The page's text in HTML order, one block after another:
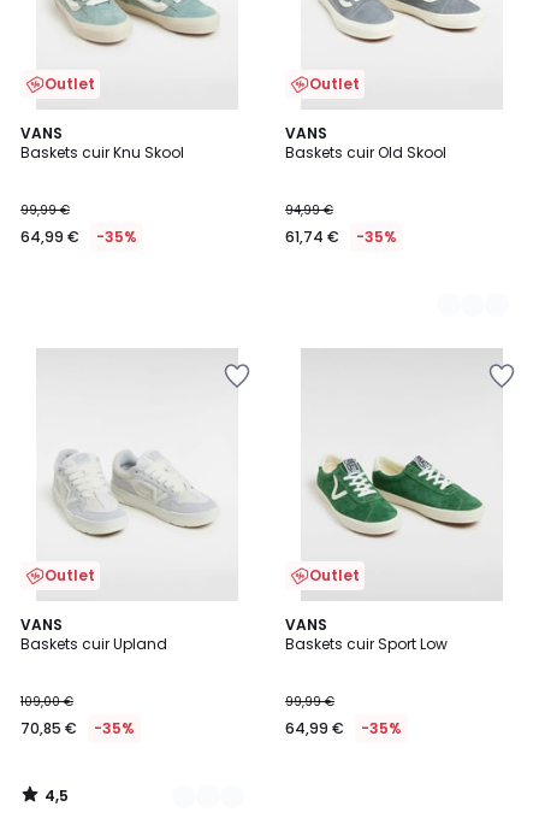
Outlet
VANS
Baskets cuir Knu Skool
99,99 €
64,99 € -35%
Outlet
VANS
Baskets cuir Old Skool
94,99 €
61,74 € -35%
2
Couleurs
Outlet
VANS
Baskets cuir Upland
109,00 €
70,85 € -35%
4,5
/ 5
2
Couleurs
4,5
/
Outlet
VANS
Baskets cuir Sport Low
99,99 €
64,99 € -35%